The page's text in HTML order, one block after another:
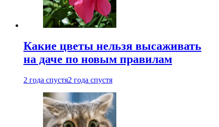
Какие цветы нельзя высаживать
на даче по новым правилам
2 года спустя2 года спустя